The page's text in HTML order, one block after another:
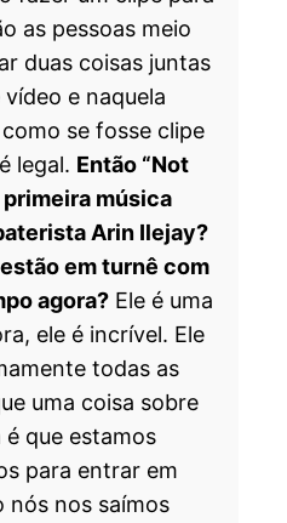
as pessoas meio
duas coisas juntas
e naquela
se fosse clipe
legal. Então “Not
primeira música
Arin Ilejay?
em turnê com
agora? Ele é uma
ele é incrível. Ele
todas as
uma coisa sobre
é que estamos
para entrar em
nós nos saímos